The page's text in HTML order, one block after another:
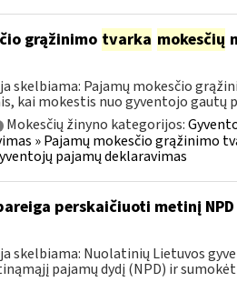
grąžinimo tvarka mokesčių
skelbiama: Pajamų mokesčio
kai mokestis nuo gyventojo gautų
Mokesčių žinyno kategorijos:
» Pajamų mokesčio grąžinimo
pajamų deklaravimas
perskaičiuoti metinį NPD
skelbiama: Nuolatinių Lietuvos
pajamų dydį (NPD) ir